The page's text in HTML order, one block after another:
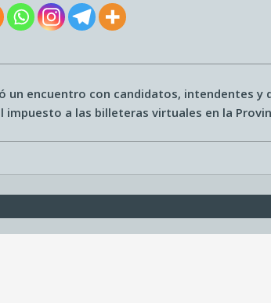
un encuentro con candidatos, intendentes y
impuesto a las billeteras virtuales en la